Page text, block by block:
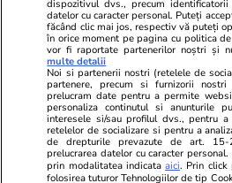
Libertateapentrufemei.ro
dispozitivul dvs., precum
datelor cu caracter personal. Puteți
făcând clic mai jos, respectiv vă puteți
în orice moment pe pagina cu politica
vor fi raportate partenerilor noștri și
multe detalii
Noi si partenerii nostri (retelele de
partenere, precum si furnizorii
prelucram date pentru a permite
personaliza continutul si anunturile
interesele si/sau profilul dvs., pentru
retelelor de socializare si pentru a
de drepturile prevazute de art.
prelucrarea datelor cu caracter
prin modalitatea indicataaici. Prin click
folosirea tuturor Tehnologiilor de tip